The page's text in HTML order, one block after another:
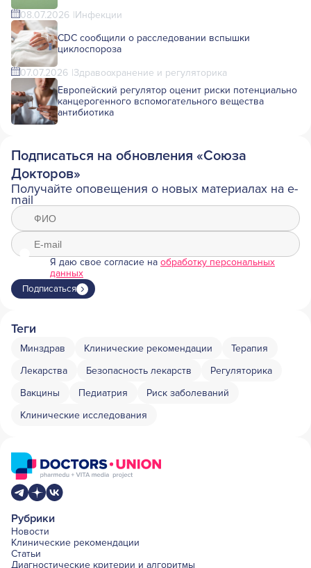
08.07.2026 Инфекции
CDC сообщили о расследовании вспышки
циклоспороза
07.07.2026 Здравоохранение и регуляторика
Европейский регулятор оценит риски потенциально
канцерогенного вспомогательного вещества
антибиотика
Подписаться на обновления «Союза
Докторов»
Получайте оповещения о новых материалах на e-
mail
Я даю свое согласие на обработку персональных
данных
Подписаться
Теги
Минздрав Клинические рекомендации
Терапия
Лекарства
Безопасность лекарств
Регуляторика
Вакцины
Педиатрия
Риск заболеваний
Клинические исследования
Рубрики
Новости
Клинические рекомендации
Статьи
Диагностические критерии и алгоритмы